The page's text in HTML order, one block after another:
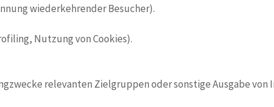
wiederkehrender Besucher).
Nutzung von Cookies).
relevanten Zielgruppen oder sonstige Ausgabe von